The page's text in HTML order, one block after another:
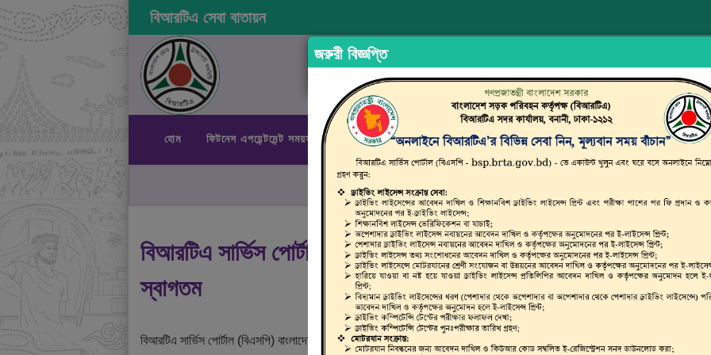
বিআরটিএ সেবা বাতায়ন
হোম ফিটনেস এপয়েন্টমেন্ট সময়সূচী রাইড শেয়ারিং অভিযোগ/মতামত দিন ইউজার ম্যানুয়াল
ছাত্র
জরুরী বিজ্ঞপ্তি
বিআরটিএ সার্ভিস পোর্টালে
স্বাগতম
বিআরটিএ সার্ভিস পোর্টাল (বিএসপি) বাংলাদেশ রোড ট্রান্সপোর্ট অথরিটি (বিআরটিএ)